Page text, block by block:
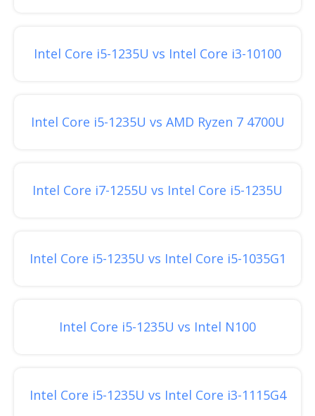
Intel Core i5-1235U vs Intel Core i3-10100
Intel Core i5-1235U vs AMD Ryzen 7 4700U
Intel Core i7-1255U vs Intel Core i5-1235U
Intel Core i5-1235U vs Intel Core i5-1035G1
Intel Core i5-1235U vs Intel N100
Intel Core i5-1235U vs Intel Core i3-1115G4